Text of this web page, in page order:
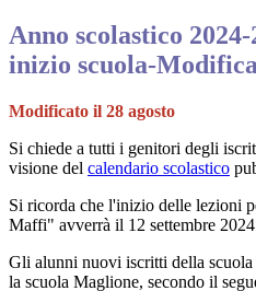
Anno scolastico
inizio scuola-
Modificato il 28 agosto
Si chiede a tutti i genitori degli
visione del calendario scolastico
Si ricorda che l'inizio delle lezioni
Maffi" avverrà il 12 settembre
Gli alunni nuovi iscritti della
la scuola Maglione, secondo il